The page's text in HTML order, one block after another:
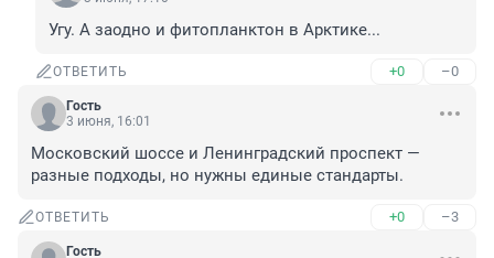
Угу. А заодно и фитопланктон в Арктике...
ОТВЕТИТЬ +0 –0
Гость
3 июня, 16:01
Московский шоссе и Ленинградский проспект —
разные подходы, но нужны единые стандарты.
ОТВЕТИТЬ +0 –3
Гость